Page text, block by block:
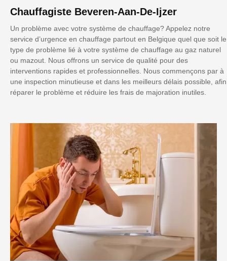
Chauffagiste Beveren-Aan-De-Ijzer
Un problème avec votre système de chauffage? Appelez notre
service d’urgence en chauffage partout en Belgique quel que soit le
type de problème lié à votre système de chauffage au gaz naturel
ou mazout. Nous offrons un service de qualité pour des
interventions rapides et professionnelles. Nous commençons par à
une inspection minutieuse et dans les meilleurs délais possible, afin
réparer le problème et réduire les frais de majoration inutiles.